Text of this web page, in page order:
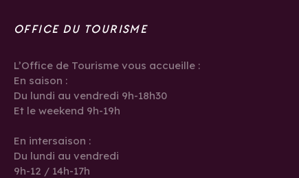
OFFICE DU TOURISME
L’Office de Tourisme vous accueille :
En saison :
Du lundi au vendredi 9h-18h30
Et le weekend 9h-19h
En intersaison :
Du lundi au vendredi
9h-12 / 14h-17h